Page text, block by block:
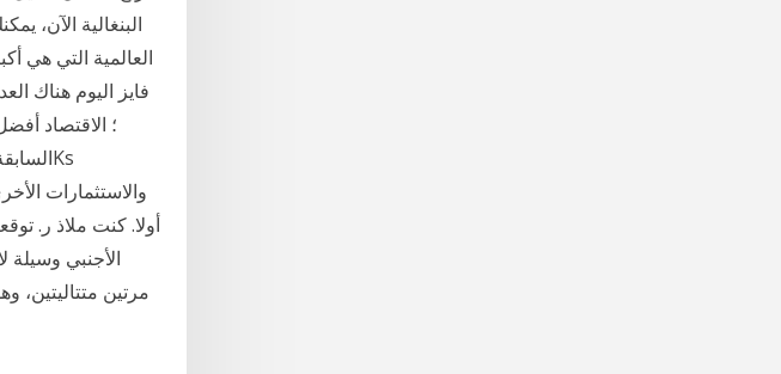
البنغالية الآن،
العالمية التي هي
فايز اليوم هناك
الأجنبي وسيلة
مرتين متتاليتين،